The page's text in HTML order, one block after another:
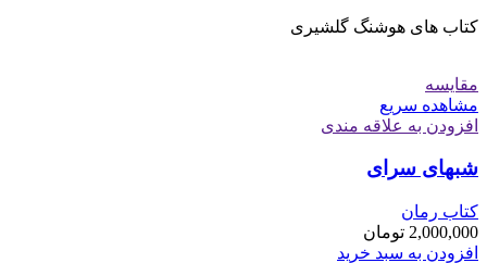
کتاب های هوشنگ گلشیری
مقایسه
مشاهده سریع
افزودن به علاقه مندی
شبهای سرای
کتاب رمان
2,000,000 تومان
افزودن به سبد خرید